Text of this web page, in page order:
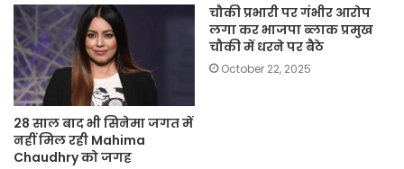
28 साल बाद भी सिनेमा जगत में
नहीं मिल रही Mahima
Chaudhry को जगह
चौकी प्रभारी पर गंभीर आरोप
लगा कर भाजपा ब्लाक प्रमुख
चौकी में धरने पर बैठे
October 22, 2025